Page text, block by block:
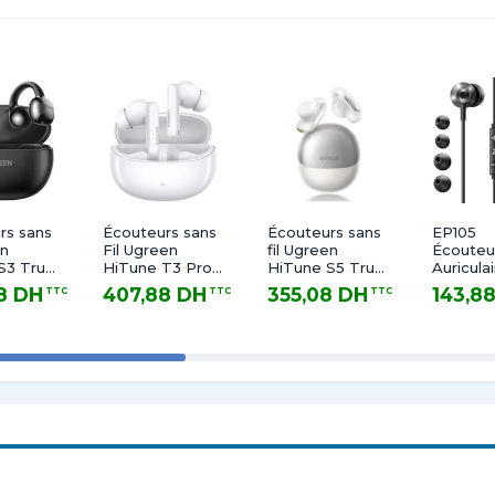
avec étui
sans
True
DH TTC
Écouteurs sans
Fil Ugreen
HiTune T3 Pro
ANC
407,88 DH TTC
Écouteurs sans
fil Ugreen
HiTune S5 True
Wireless
Earbuds Blanc
355,08 DH TTC
EP105
Type-C